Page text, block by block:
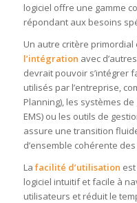
logiciel offre une gamme
répondant aux besoins
Un autre critère primordial
l’intégration avec
devrait pouvoir s’intégrer
utilisés par l’entreprise,
Planning), les systèmes de
EMS) ou les outils de
assure une transition
d’ensemble cohérente
La facilité d’utilisation
logiciel intuitif et facile à
utilisateurs et réduit le